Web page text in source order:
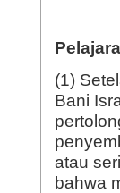
(1)
Bani
atau
bahwa